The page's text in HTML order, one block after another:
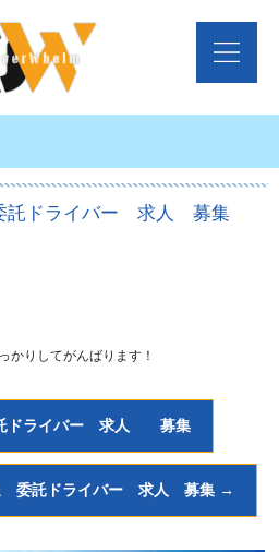
ドライバー 求人 募集
かりしてがんばります！
ドライバー 求人 募集
委託ドライバー 求人 募集 →